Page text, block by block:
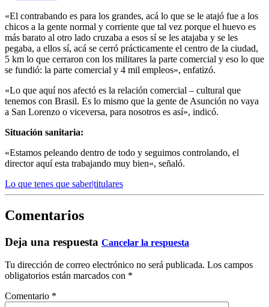
«El contrabando es para los grandes, acá lo que se le atajó fue a los
chicos a la gente normal y corriente que tal vez porque el huevo es
más barato al otro lado cruzaba a esos sí se les atajaba y se les
pegaba, a ellos sí, acá se cerró prácticamente el centro de la ciudad,
5 km lo que cerraron con los militares la parte comercial y eso lo que
se fundió: la parte comercial y 4 mil empleos», enfatizó.
«Lo que aquí nos afectó es la relación comercial – cultural que
tenemos con Brasil. Es lo mismo que la gente de Asunción no vaya
a San Lorenzo o viceversa, para nosotros es así», indicó.
Situación sanitaria:
«Estamos peleando dentro de todo y seguimos controlando, el
director aquí esta trabajando muy bien«, señaló.
Lo que tenes que saber|titulares
Comentarios
Deja una respuesta Cancelar la respuesta
Tu dirección de correo electrónico no será publicada. Los campos
obligatorios están marcados con *
Comentario *